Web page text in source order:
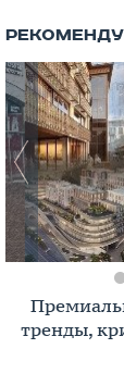
тренды,